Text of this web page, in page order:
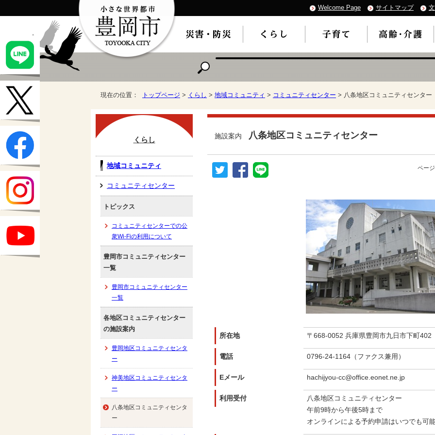
Welcome Page サイトマップ
現在の位置： トップページ > くらし > 地域コミュニティ > コミュニティセンター > 八条地区コミュニティセンター
施設案内 八条地区コミュニティセンター
ペー
所在地 〒668-0052 兵庫県豊岡市九日市下町402
電話 0796-24-1164（ファクス兼用）
Eメール hachijyou-cc@office.eonet.ne.jp
利用受付
八条地区コミュニティセンター
午前9時から午後5時まで
オンラインによる予約申請はいつでも可
くらし
地域コミュニティ
コミュニティセンター
トピックス
コミュニティセンターでの公
衆Wi-Fiの利用について
豊岡市コミュニティセンター
一覧
豊岡市コミュニティセンター
一覧
各地区コミュニティセンター
の施設案内
豊岡地区コミュニティセンタ
ー
神美地区コミュニティセンタ
ー
八条地区コミュニティセンタ
ー